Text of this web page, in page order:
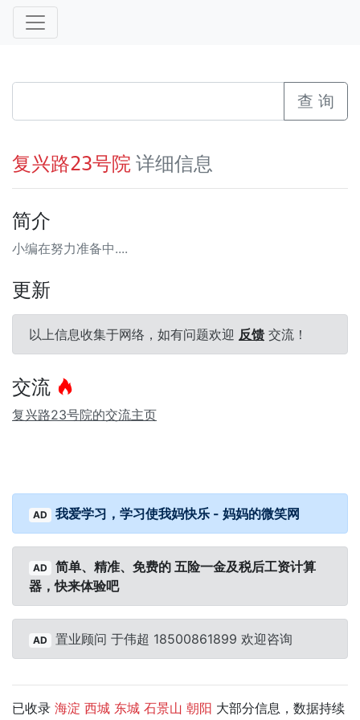
查 询
复兴路23号院 详细信息
简介
小编在努力准备中....
更新
以上信息收集于网络，如有问题欢迎 反馈 交流！
交流
复兴路23号院的交流主页
AD 我爱学习，学习使我妈快乐 - 妈妈的微笑网
AD
简单、精准、免费的 五险一金及税后工资计算
器，快来体验吧
AD 置业顾问 于伟超 18500861899 欢迎咨询
已收录 海淀 西城 东城 石景山 朝阳 大部分信息，数据持续